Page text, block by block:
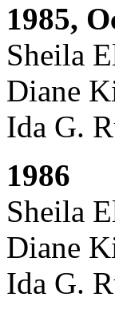
1985,
Sheila
Diane
Ida G.
1986
Sheila
Diane
Ida G.